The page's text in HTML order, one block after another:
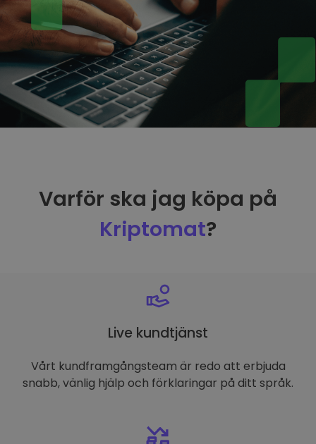
Varför ska jag köpa på
Kriptomat?
Live kundtjänst
Vårt kundframgångsteam är redo att erbjuda
snabb, vänlig hjälp och förklaringar på ditt språk.